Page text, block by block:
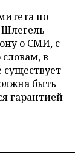
по
–
о СМИ, с
в
быть
гарантией